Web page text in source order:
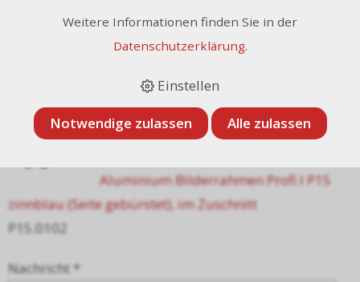
Aluminium Bilderrahmen Profi l P15
zinnblau (Seite gebürstet), im Zuschnitt
P15.0102
Nachricht *
Weitere Informationen finden Sie in der
Datenschutzerklärung.
Einstellen
Notwendige zulassen Alle zulassen